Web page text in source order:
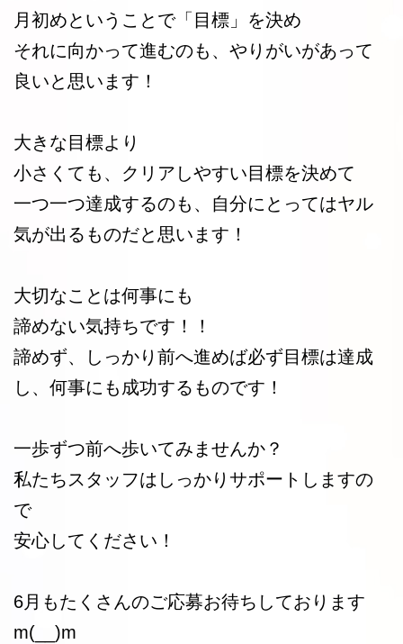
月初めということで「目標」を決め
それに向かって進むのも、やりがいがあって
良いと思います！
大きな目標より
小さくても、クリアしやすい目標を決めて
一つ一つ達成するのも、自分にとってはヤル
気が出るものだと思います！
大切なことは何事にも
諦めない気持ちです！！
諦めず、しっかり前へ進めば必ず目標は達成
し、何事にも成功するものです！
一歩ずつ前へ歩いてみませんか？
私たちスタッフはしっかりサポートしますの
で
安心してください！
6月もたくさんのご応募お待ちしております
m(__)m